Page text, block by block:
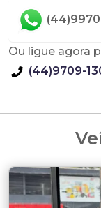
Ou ligue agora
(44)9709-